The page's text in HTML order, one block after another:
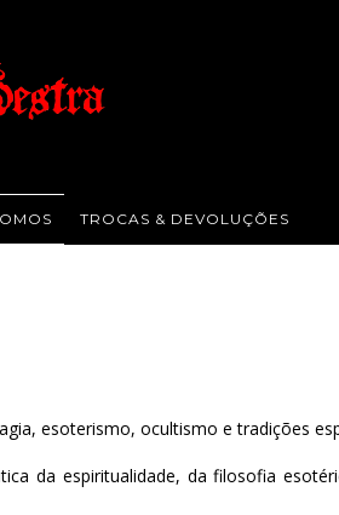
TROCAS & DEVOLUÇÕES
esoterismo, ocultismo e tradições
da espiritualidade, da filosofia